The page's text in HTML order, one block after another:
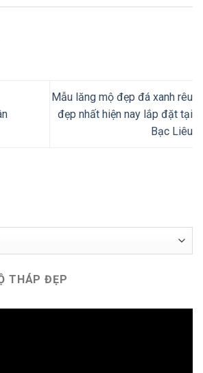
Mẫu lăng mộ đẹp đá xanh rêu
đẹp nhất hiện nay lắp đặt tại
Bạc Liêu
THÁP ĐẸP